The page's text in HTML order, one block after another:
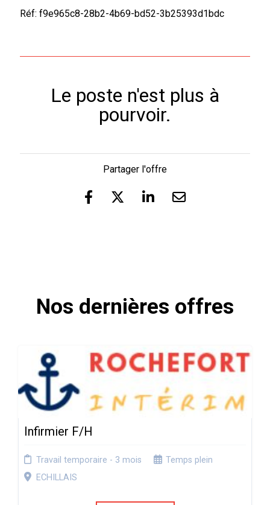
Réf: f9e965c8-28b2-4b69-bd52-3b25393d1bdc
Le poste n'est plus à
pourvoir.
Partager l'offre
Nos dernières offres
Infirmier F/H
Travail temporaire - 3 mois
Temps plein
ECHILLAIS